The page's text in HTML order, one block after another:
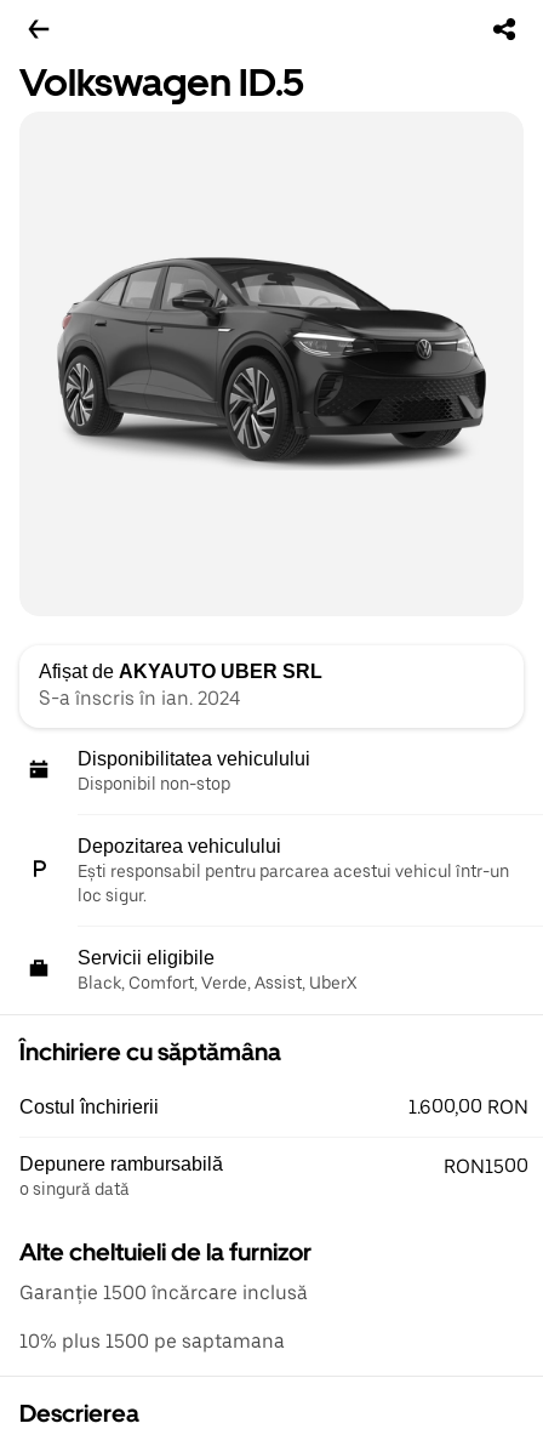
Volkswagen ID.5
Afișat de AKYAUTO UBER SRL
S-a înscris în ian. 2024
Disponibilitatea vehiculului
Disponibil non-stop
Depozitarea vehiculului
Ești responsabil pentru parcarea acestui vehicul într-un
loc sigur.
Servicii eligibile
Black, Comfort, Verde, Assist, UberX
Închiriere cu săptămâna
Costul închirierii 1.600,00 RON
Depunere rambursabilă
o singură dată
RON1500
Alte cheltuieli de la furnizor
Garanție 1500 încărcare inclusă
10% plus 1500 pe saptamana
Descrierea